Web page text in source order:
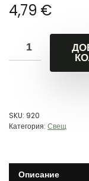
4,79 €
SKU: 920
Категория: Свещ
Описание